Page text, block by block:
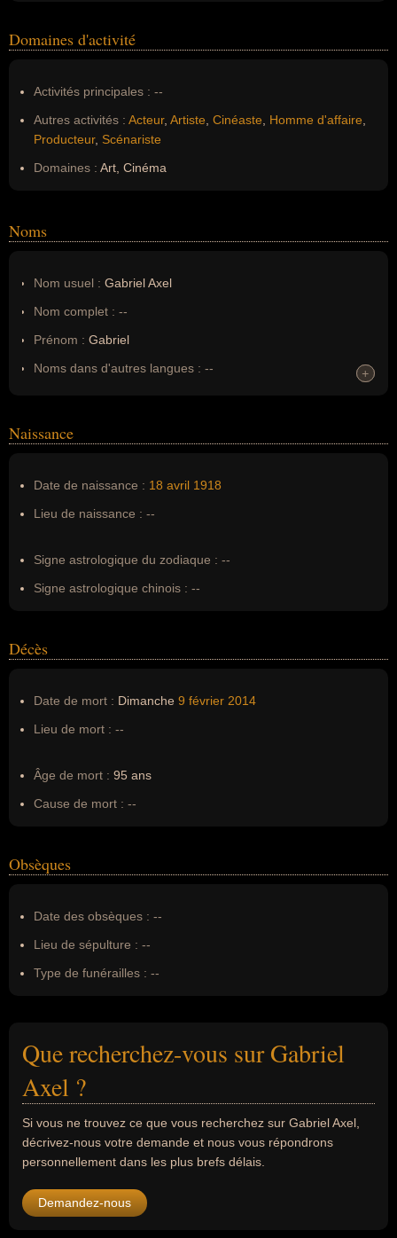
Domaines d'activité
Activités principales : --
Autres activités : Acteur, Artiste Cinéaste Homme d'affaire
Producteur, Scénariste
Domaines : Art, Cinéma
Noms
Nom usuel : Gabriel Axel
Nom complet : --
Prénom : Gabriel
Noms dans d'autres langues : --
Nom de famille :Axel
+
+
Naissance
Date de naissance : 18 avril 1918
Lieu de naissance : --
Signe astrologique du zodiaque : --
Signe astrologique chinois : --
Décès
Date de mort : Dimanche 9 février 2014
Lieu de mort : --
Âge de mort : 95 ans
Cause de mort : --
Obsèques
Date des obsèques : --
Lieu de sépulture : --
Type de funérailles : --
Que recherchez-vous sur Gabriel
Axel ?
Si vous ne trouvez ce que vous recherchez sur Gabriel Axel,
décrivez-nous votre demande et nous vous répondrons
personnellement dans les plus brefs délais.
Demandez-nous